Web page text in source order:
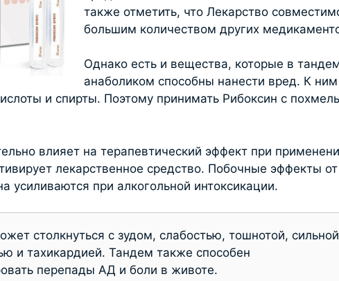
также отметить, что Лекарство
большим количеством других
Однако есть и вещества, которые в
анаболиком способны нанести вред. К ним
и спирты. Поэтому принимать Рибоксин с
влияет на терапевтический эффект при
лекарственное средство. Побочные эффекты от
усиливаются при алкогольной интоксикации.
столкнуться с зудом, слабостью, тошнотой, сильной
и тахикардией. Тандем также способен
перепады АД и боли в животе.